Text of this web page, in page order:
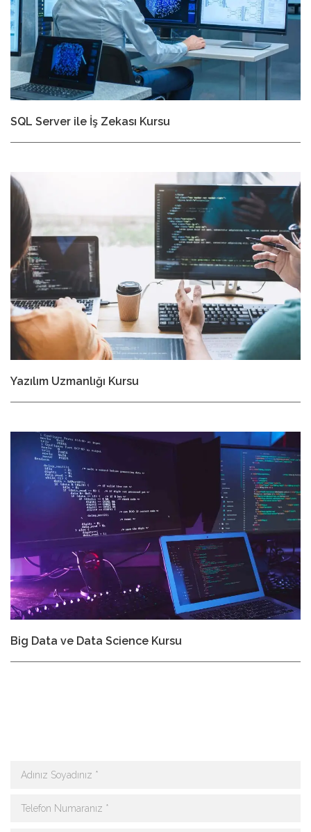
SQL Server ile İş Zekası Kursu
Yazılım Uzmanlığı Kursu
Big Data ve Data Science Kursu